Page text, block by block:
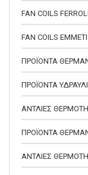
FAN COILS FERROLI
FAN COILS EMMETI
ΠΡΟΪΟΝΤΑ
ΠΡΟΪΟΝΤΑ
ΑΝΤΛΙΕΣ
ΠΡΟΪΟΝΤΑ
ΑΝΤΛΙΕΣ